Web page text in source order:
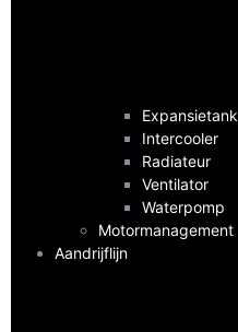
Expansietank
Intercooler
Radiateur
Ventilator
Waterpomp
Motormanagement
Aandrijflijn